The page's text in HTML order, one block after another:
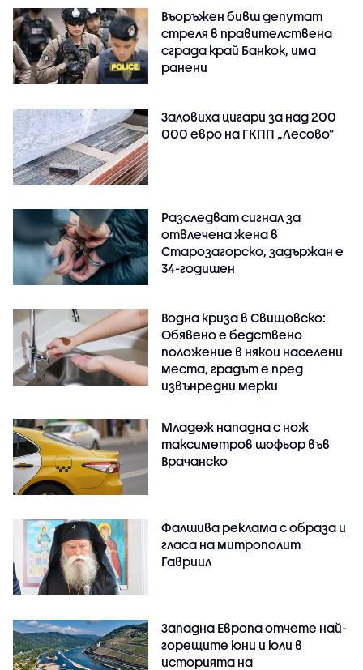
Въоръжен бивш депутат
стреля в правителствена
сграда край Банкок, има
ранени
Заловиха цигари за над 200
000 евро на ГКПП „Лесово”
Разследват сигнал за
отвлечена жена в
Старозагорско, задържан е
34-годишен
Водна криза в Свищовско:
Обявено е бедствено
положение в някои населени
места, градът е пред
извънредни мерки
Младеж нападна с нож
таксиметров шофьор във
Врачанско
Фалшива реклама с образа и
гласа на митрополит
Гавриил
Западна Европа отчете най-
горещите юни и юли в
историята на